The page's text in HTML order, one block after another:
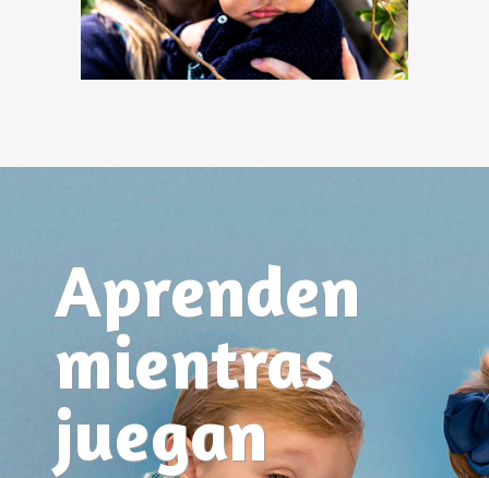
Aprenden
mientras
juegan